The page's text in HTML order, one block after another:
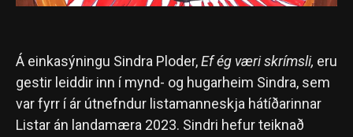
Á einkasýningu Sindra Ploder,Ef ég væri skrímsli, eru
gestir leiddir inn í mynd- og hugarheim Sindra, sem
var fyrr í ár útnefndur listamanneskja hátíðarinnar
Listar án landamæra 2023. Sindri hefur teiknað